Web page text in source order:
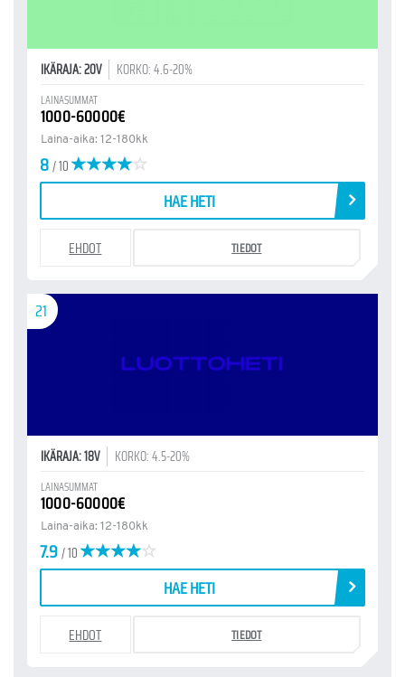
IKÄRAJA: 20V KORKO: 4.6-20%
LAINASUMMAT
1000-60000€
Laina-aika: 12-180kk
8/ 10
HAE HETI
EHDOT TIEDOT
21
IKÄRAJA: 18V KORKO: 4.5-20%
LAINASUMMAT
1000-60000€
Laina-aika: 12-180kk
7.9/ 10
HAE HETI
EHDOT TIEDOT